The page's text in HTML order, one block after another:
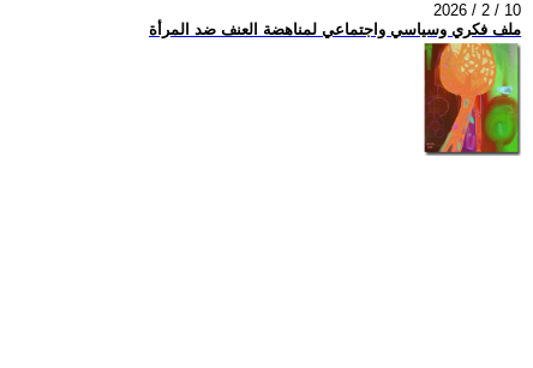
2026 / 2 / 10
ملف فكري وسياسي واجتماعي لمناهضة العنف ضد المرأة